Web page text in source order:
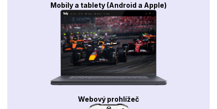
Mobily a tablety (Android a Apple)
Webový prohlížeč